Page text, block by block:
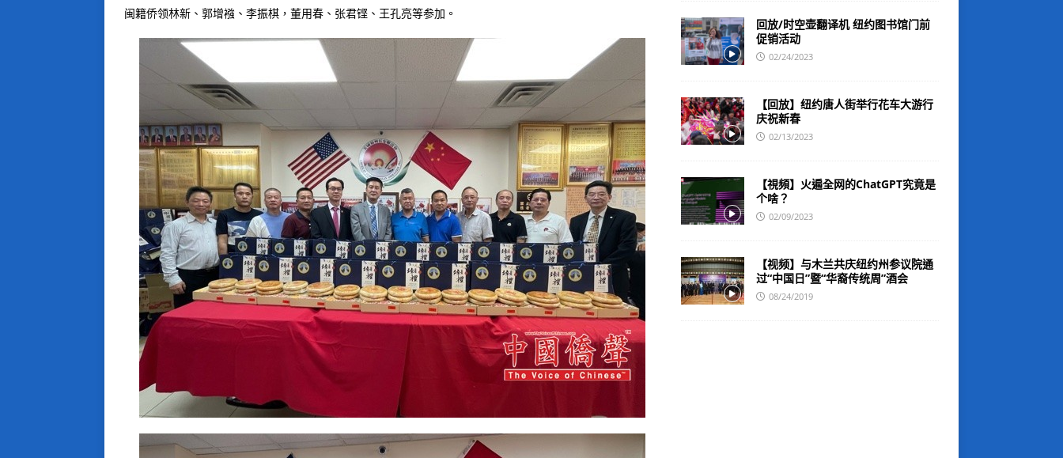
闽籍侨领林新、郭增襁、李振棋，董用春、张君铿、王孔亮等参加。
回放/时空壶翻译机 纽约图书馆门前
促销活动
02/24/2023
【回放】纽约唐人街举行花车大游行
庆祝新春
02/13/2023
【視頻】火遍全网的ChatGPT究竟是
个啥？
02/09/2023
【视频】与木兰共庆纽约州参议院通
过“中国日”暨“华裔传统周”酒会
08/24/2019